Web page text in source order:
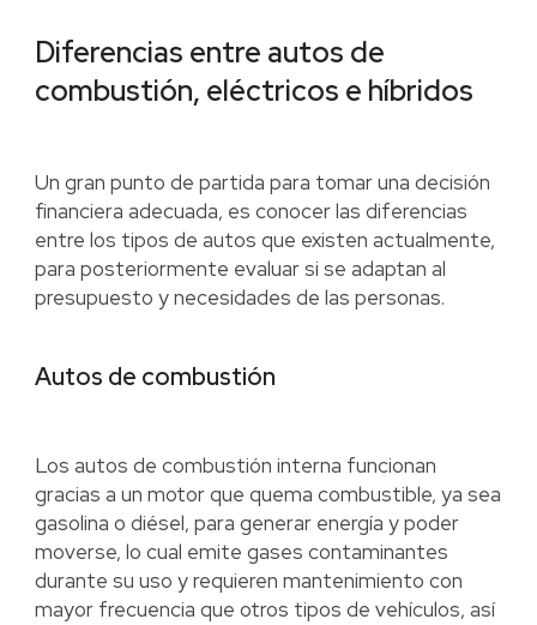
Diferencias entre autos de
combustión, eléctricos e híbridos
Un gran punto de partida para tomar una decisión
financiera adecuada, es conocer las diferencias
entre los tipos de autos que existen actualmente,
para posteriormente evaluar si se adaptan al
presupuesto y necesidades de las personas.
Autos de combustión
Los autos de combustión interna funcionan
gracias a un motor que quema combustible, ya sea
gasolina o diésel, para generar energía y poder
moverse, lo cual emite gases contaminantes
durante su uso y requieren mantenimiento con
mayor frecuencia que otros tipos de vehículos, así